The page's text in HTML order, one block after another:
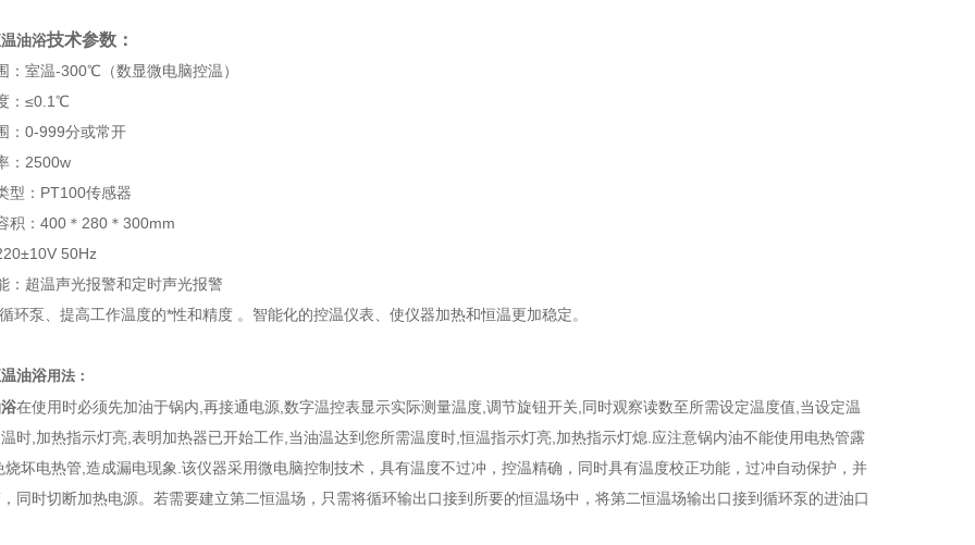
油浴技术参数：
：室温-300℃（数显微电脑控温）
：≤0.1℃
：0-999分或常开
：2500w
型：PT100传感器
积：400＊280＊300mm
50Hz
：超温声光报警和定时声光报警
环泵、提高工作温度的*性和精度 。智能化的控温仪表、使仪器加热和恒温更加稳定。
油浴用法：
在使用时必须先加油于锅内,再接通电源,数字温控表显示实际测量温度,调节旋钮开关,同时观察读数至所需设定温度值,当设定温
时,加热指示灯亮,表明加热器已开始工作,当油温达到您所需温度时,恒温指示灯亮,加热指示灯熄.应注意锅内油不能使用电热管露
坏电热管,造成漏电现象. 该仪器采用微电脑控制技术，具有温度不过冲，控温精确，同时具有温度校正功能，过冲自动保护，并
同时切断加热电源。 若需要建立第二恒温场，只需将循环输出口接到所要的恒温场中，将第二恒温场输出口接到循环泵的进油口